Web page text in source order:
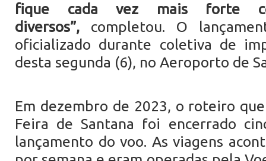
fique cada vez mais forte
diversos”, completou. O
oficializado durante coletiva de
desta segunda (6), no Aeroporto de
Em dezembro de 2023, o roteiro
Feira de Santana foi encerrado
lançamento do voo. As viagens